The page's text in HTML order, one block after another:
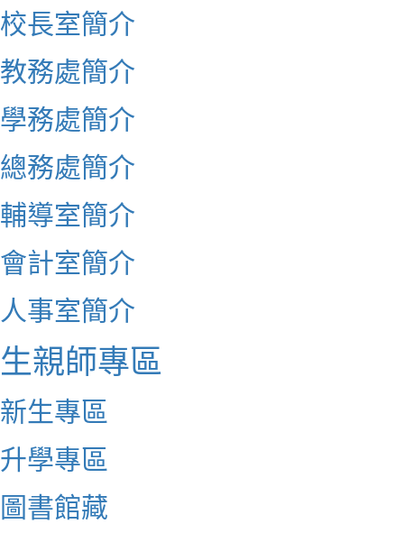
校長室簡介
教務處簡介
學務處簡介
總務處簡介
輔導室簡介
會計室簡介
人事室簡介
生親師專區
新生專區
升學專區
圖書館藏